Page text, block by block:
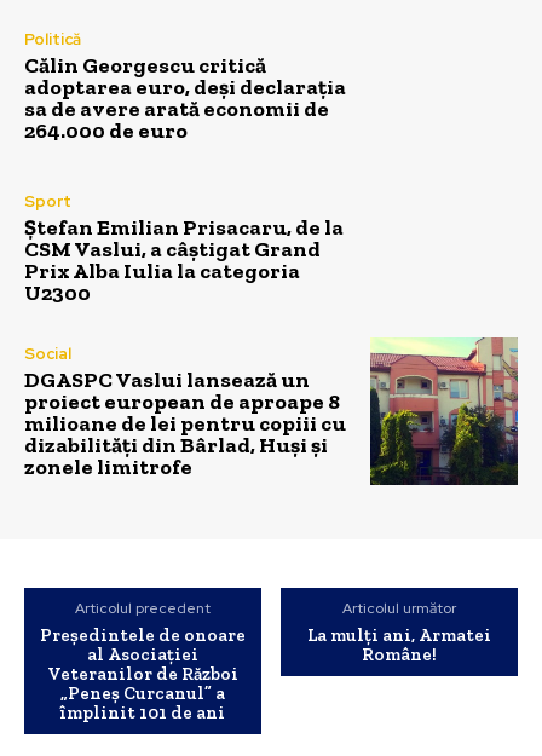
Politică
Călin Georgescu critică
adoptarea euro, deși declarația
sa de avere arată economii de
264.000 de euro
Sport
Ștefan Emilian Prisacaru, de la
CSM Vaslui, a câștigat Grand
Prix Alba Iulia la categoria
U2300
Social
DGASPC Vaslui lansează un
proiect european de aproape 8
milioane de lei pentru copiii cu
dizabilități din Bârlad, Huși și
zonele limitrofe
Articolul precedent
Președintele de onoare
al Asociației
Veteranilor de Război
„Peneș Curcanul” a
împlinit 101 de ani
Articolul următor
La mulți ani, Armatei
Române!